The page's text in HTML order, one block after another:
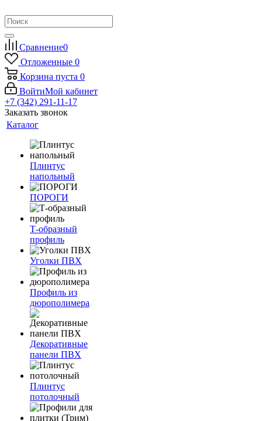
Сравнение0
Отложенные 0
Корзина пуста 0
ВойтиМой кабинет
+7 (342) 291-11-17
Заказать звонок
Каталог
Плинтус
напольный
ПОРОГИ
Т-образный
профиль
Уголки ПВХ
Профиль из
дюрополимера
Декоративные
панели ПВХ
Плинтус
потолочный